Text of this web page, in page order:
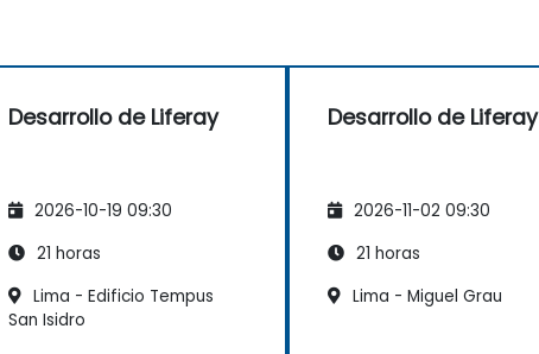
Desarrollo de Liferay
2026-10-19 09:30
21 horas
Lima - Edificio Tempus
San Isidro
Desarrollo de Liferay
2026-11-02 09:30
21 horas
Lima - Miguel Grau